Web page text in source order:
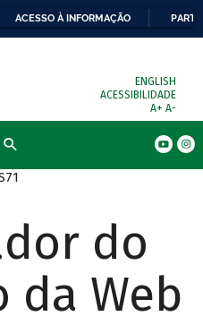
ACESSO À INFORMAÇÃO
ENGLISH
ACESSIBILIDADE
A+ A-
do
da Web